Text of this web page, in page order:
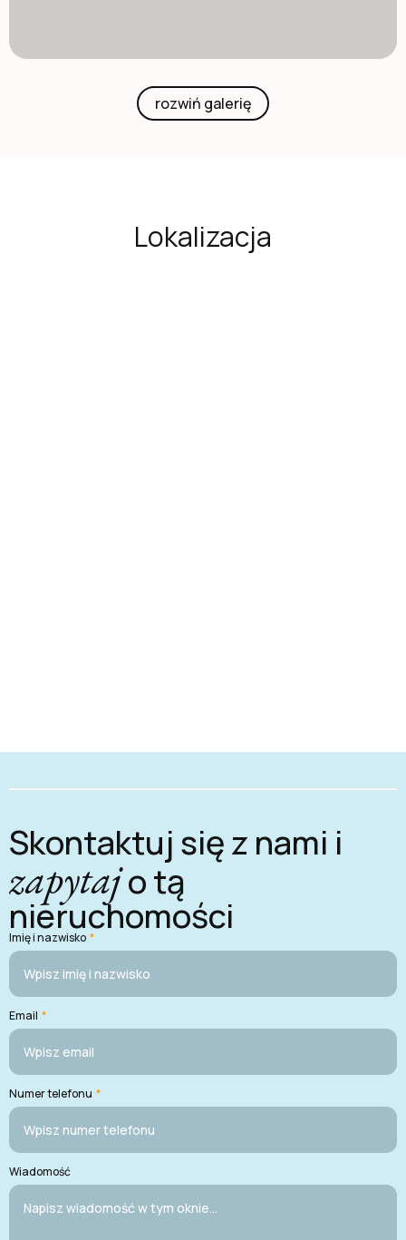
rozwiń galerię
Lokalizacja
Skontaktuj się z nami i
zapytajo tą
nieruchomości
Imię i nazwisko *
Email *
Numer telefonu *
Wiadomość